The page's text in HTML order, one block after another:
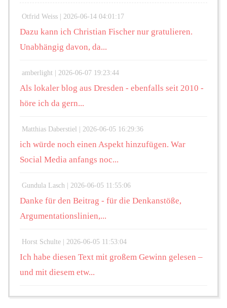
Otfrid Weiss | 2026-06-14 04:01:17
Dazu kann ich Christian Fischer nur gratulieren.
Unabhängig davon, da...
amberlight | 2026-06-07 19:23:44
Als lokaler blog aus Dresden - ebenfalls seit 2010 -
höre ich da gern...
Matthias Daberstiel | 2026-06-05 16:29:36
ich würde noch einen Aspekt hinzufügen. War
Social Media anfangs noc...
Gundula Lasch | 2026-06-05 11:55:06
Danke für den Beitrag - für die Denkanstöße,
Argumentationslinien,...
Horst Schulte | 2026-06-05 11:53:04
Ich habe diesen Text mit großem Gewinn gelesen –
und mit diesem etw...